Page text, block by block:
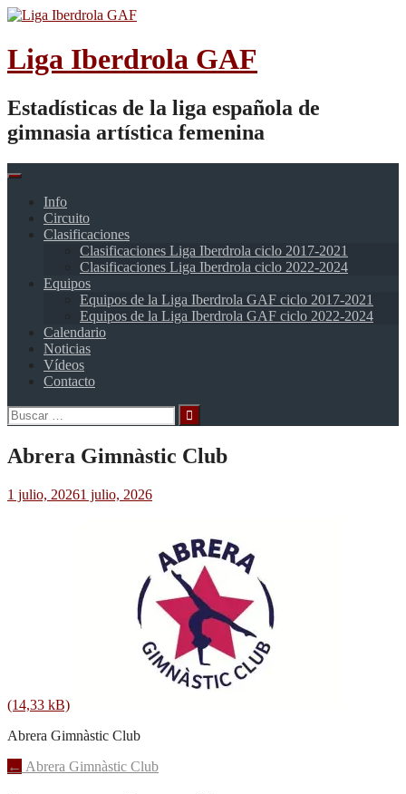
Saltar
contenido
Liga Iberdrola GAF
Estadísticas de la liga española de
gimnasia artística femenina
Info
Circuito
Clasificaciones
Clasificaciones Liga Iberdrola ciclo 2017-2021
Clasificaciones Liga Iberdrola ciclo 2022-2024
Equipos
Equipos de la Liga Iberdrola GAF ciclo 2017-2021
Equipos de la Liga Iberdrola GAF ciclo 2022-2024
Calendario
Noticias
Vídeos
Contacto
Buscar:
Abrera Gimnàstic Club
1 julio, 20261 julio, 2026
Abrera Gimnàstic Club
Navegación
← Abrera Gimnàstic Club